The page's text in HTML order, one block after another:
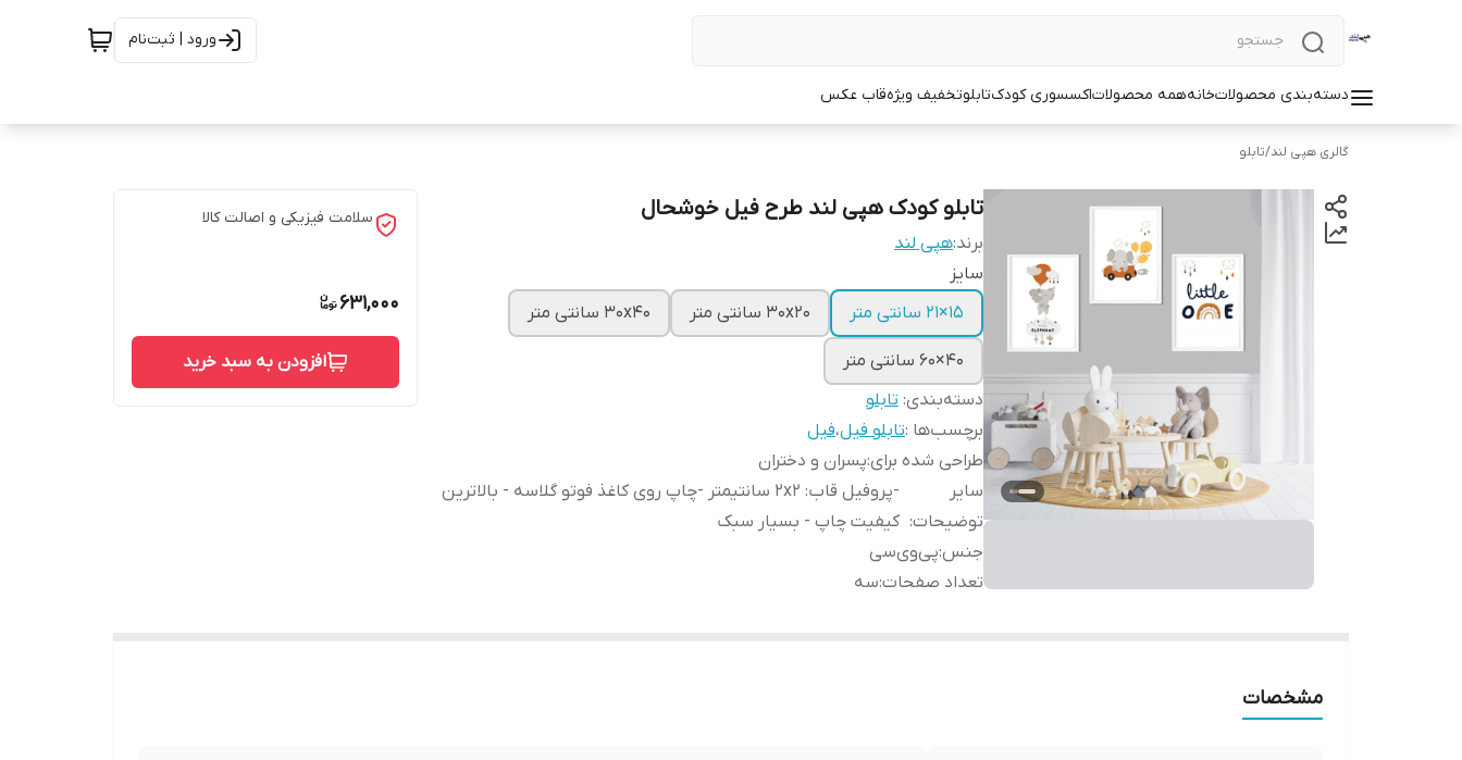
ورود | ثبت‌نام
دسته‌بندی محصولاتخانههمه محصولاتاکسسوری کودکتابلوتخفیف ویژهقاب عکس
گالری هپی لند/تابلو
تابلو کودک هپی لند طرح فیل خوشحال
برند:هپی لند
سایز
15×21 سانتی متر
30x20 سانتی متر 30x40 سانتی متر
40×60 سانتی متر
دسته‌بندی: تابلو
برچسب‌ها :تابلو فیل،فیل
طراحی شده برای:پسران و دختران
سایر
توضیحات:
-پروفیل قاب: 2x2 سانتیمتر -چاپ روی کاغذ فوتو گلاسه - بالاترین
کیفیت چاپ - بسیار سبک
جنس:پی‌وی‌سی
تعداد صفحات:سه
سلامت فیزیکی و اصالت کالا
631,000
افزودن به سبد خرید
مشخصات